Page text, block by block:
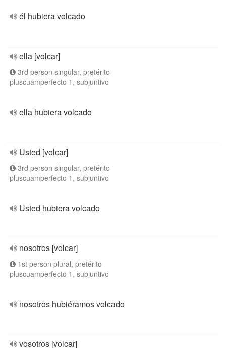
él hubiera volcado
ella [volcar]
3rd person singular, pretérito
pluscuamperfecto 1, subjuntivo
ella hubiera volcado
Usted [volcar]
3rd person singular, pretérito
pluscuamperfecto 1, subjuntivo
Usted hubiera volcado
nosotros [volcar]
1st person plural, pretérito
pluscuamperfecto 1, subjuntivo
nosotros hubiéramos volcado
vosotros [volcar]